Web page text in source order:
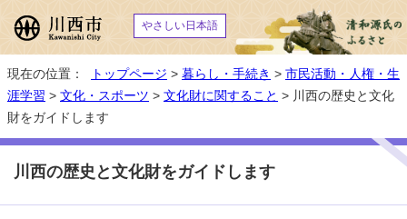
やさしい日本語
現在の位置： トップページ > 暮らし・手続き > 市民活動・人権・生
涯学習 > 文化・スポーツ > 文化財に関すること > 川西の歴史と文化
財をガイドします
川西の歴史と文化財をガイドします